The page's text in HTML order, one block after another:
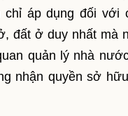
chỉ áp dụng đối với
đất ở duy nhất mà
quản lý nhà
nhận quyền sở